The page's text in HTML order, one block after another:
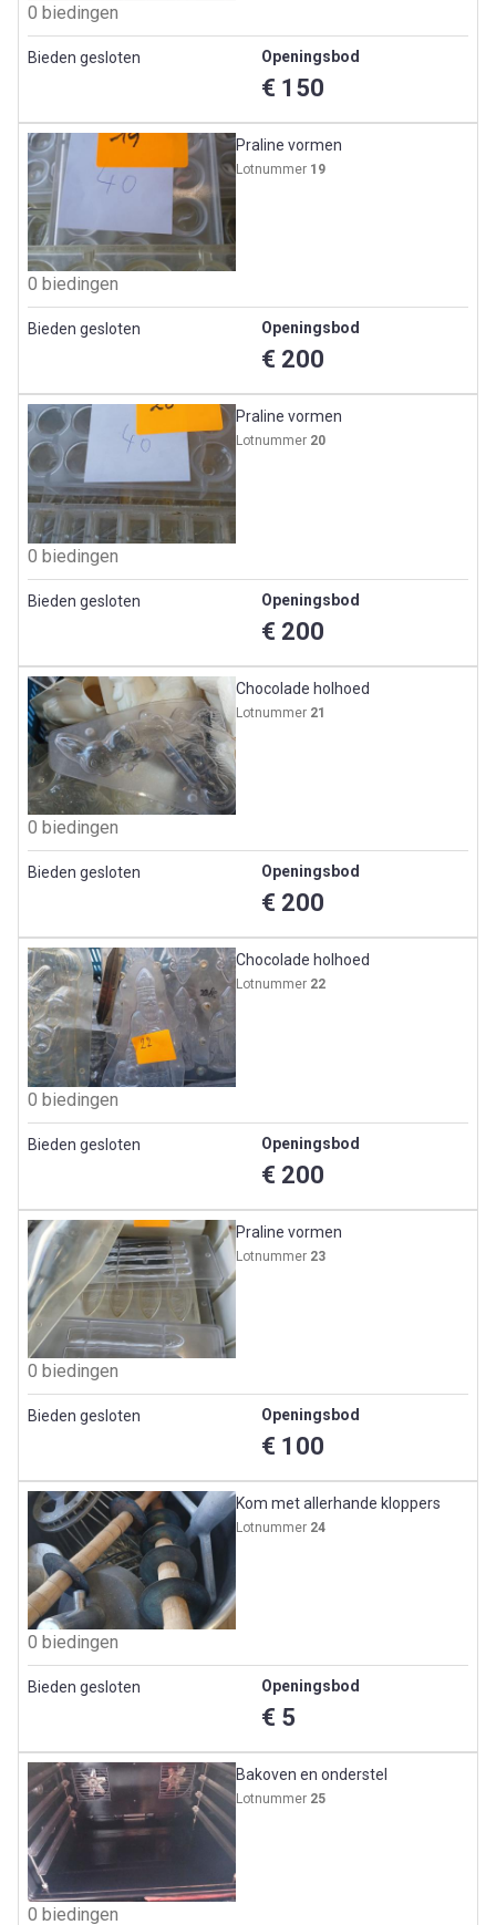
0 biedingen
Bieden gesloten Openingsbod
€ 150
Praline vormen
Lotnummer 19
0 biedingen
Bieden gesloten Openingsbod
€ 200
Praline vormen
Lotnummer 20
0 biedingen
Bieden gesloten Openingsbod
€ 200
Chocolade holhoed
Lotnummer 21
0 biedingen
Bieden gesloten Openingsbod
€ 200
Chocolade holhoed
Lotnummer 22
0 biedingen
Bieden gesloten Openingsbod
€ 200
Praline vormen
Lotnummer 23
0 biedingen
Bieden gesloten Openingsbod
€ 100
Kom met allerhande kloppers
Lotnummer 24
0 biedingen
Bieden gesloten Openingsbod
€ 5
Bakoven en onderstel
Lotnummer 25
0 biedingen